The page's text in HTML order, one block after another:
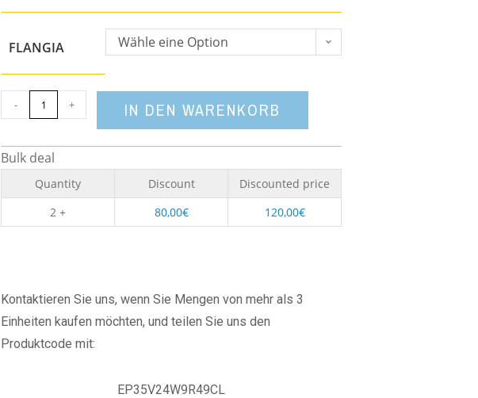
FLANGIA Wähle eine Option
- + IN DEN WARENKORB
Bulk deal
Quantity Discount
Discounted price
2 +
80,00€ 120,00€
Kontaktieren Sie uns, wenn Sie Mengen von mehr als 3
Einheiten kaufen möchten, und teilen Sie uns den
Produktcode mit:
EP35V24W9R49CL